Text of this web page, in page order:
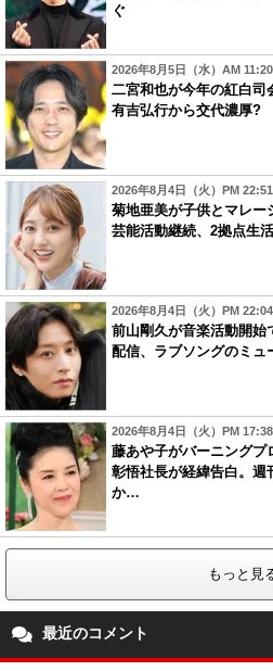
ぐ
2026年8月5日（水）AM 11:20
二宮和也が今年の紅白司
有吉弘行から交代濃厚?
2026年8月4日（火）PM 22:51
菊地亜美が子供とマレー
芸能活動継続、2拠点生
2026年8月4日（火）PM 22:04
前山剛久が音楽活動開始
配信、ラブソングのミュ
2026年8月4日（火）PM 17:38
藤あや子がバーニングプ
彰悟社長が経緯告白。週
か…
もっと見
最近のコメント